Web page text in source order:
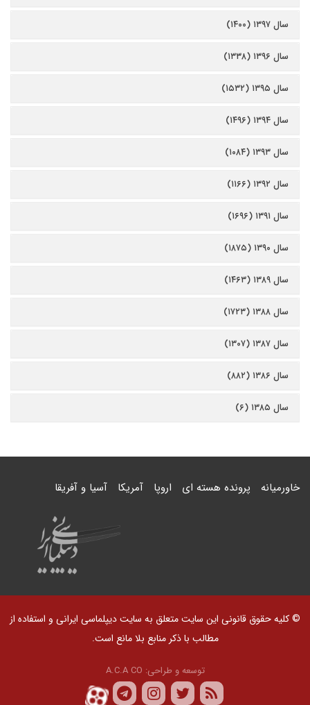
سال ۱۳۹۷ (۱۴۰۰)
سال ۱۳۹۶ (۱۳۳۸)
سال ۱۳۹۵ (۱۵۳۲)
سال ۱۳۹۴ (۱۴۹۶)
سال ۱۳۹۳ (۱۰۸۴)
سال ۱۳۹۲ (۱۱۶۶)
سال ۱۳۹۱ (۱۶۹۶)
سال ۱۳۹۰ (۱۸۷۵)
سال ۱۳۸۹ (۱۴۶۳)
سال ۱۳۸۸ (۱۷۲۳)
سال ۱۳۸۷ (۱۳۰۷)
سال ۱۳۸۶ (۸۸۲)
سال ۱۳۸۵ (۶)
خاورمیانه پرونده هسته ای اروپا آمریکا آسیا و آفریقا
© کلیه حقوق قانونی این سایت متعلق به سایت دیپلماسی ایرانی و استفاده از
مطالب با ذکر منابع بلا مانع است.
توسعه و طراحی: A.C.A CO